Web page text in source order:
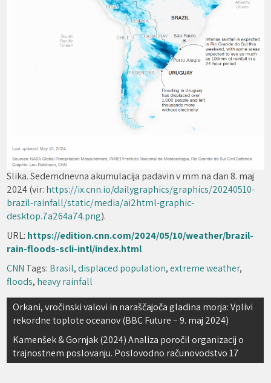
Slika. Sedemdnevna akumulacija padavin v mm na dan 8. maj
2024 (vir: https://ix.cnn.io/dailygraphics/graphics/20240510-
brazil-rainfall/static/media/ai2html-graphic-
desktop.7a264a74.png).
URL: https://edition.cnn.com/2024/05/10/weather/brazil-
rain-floods-scli-intl/index.html
CNN Tags: Brasil,displaced population,extreme weather,
floods, heavy rainfall
Navigacija
prispevka
Orkani, vročinski valovi in naraščajoča gladina morja: Vplivi
rekordne toplote oceanov (BBC Future – 9. maj 2024)
Kamenšek & Gornjak (2024) Analiza poročil organizacij o
trajnostnem poslovanju. Poslovodno računovodstvo 17